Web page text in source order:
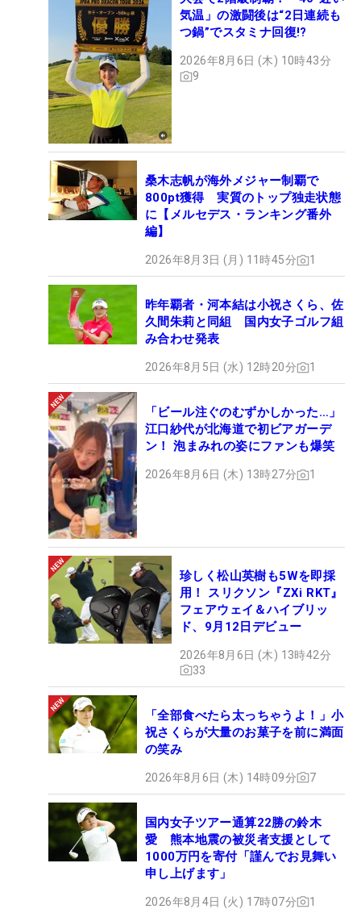
気温」の激闘後は“2日連続も
つ鍋”でスタミナ回復!?
2026年8月6日 (木) 10時43分
9
桑木志帆が海外メジャー制覇で
800pt獲得 実質のトップ独走状態
に【メルセデス・ランキング番外
編】
2026年8月3日 (月) 11時45分 1
昨年覇者・河本結は小祝さくら、佐
久間朱莉と同組 国内女子ゴルフ組
み合わせ発表
2026年8月5日 (水) 12時20分 1
「ビール注ぐのむずかしかった…」
江口紗代が北海道で初ビアガーデ
ン！ 泡まみれの姿にファンも爆笑
2026年8月6日 (木) 13時27分 1
珍しく松山英樹も5Wを即採
用！ スリクソン『ZXi RKT』
フェアウェイ＆ハイブリッ
ド、9月12日デビュー
2026年8月6日 (木) 13時42分
33
「全部食べたら太っちゃうよ！」小
祝さくらが大量のお菓子を前に満面
の笑み
2026年8月6日 (木) 14時09分 7
国内女子ツアー通算22勝の鈴木
愛 熊本地震の被災者支援として
1000万円を寄付「謹んでお見舞い
申し上げます」
2026年8月4日 (火) 17時07分 1